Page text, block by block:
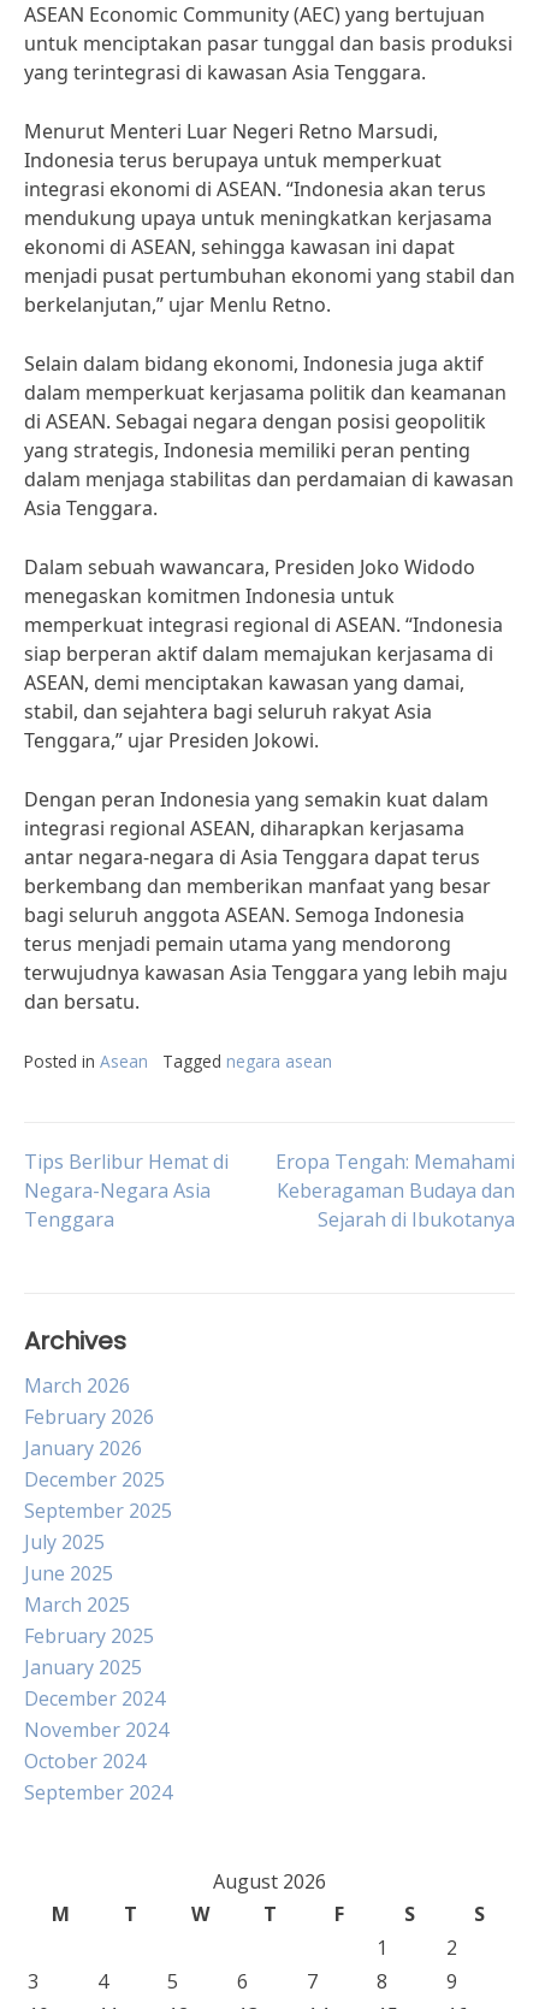
ASEAN Economic Community (AEC) yang bertujuan
untuk menciptakan pasar tunggal dan basis produksi
yang terintegrasi di kawasan Asia Tenggara.
Menurut Menteri Luar Negeri Retno Marsudi,
Indonesia terus berupaya untuk memperkuat
integrasi ekonomi di ASEAN. “Indonesia akan terus
mendukung upaya untuk meningkatkan kerjasama
ekonomi di ASEAN, sehingga kawasan ini dapat
menjadi pusat pertumbuhan ekonomi yang stabil dan
berkelanjutan,” ujar Menlu Retno.
Selain dalam bidang ekonomi, Indonesia juga aktif
dalam memperkuat kerjasama politik dan keamanan
di ASEAN. Sebagai negara dengan posisi geopolitik
yang strategis, Indonesia memiliki peran penting
dalam menjaga stabilitas dan perdamaian di kawasan
Asia Tenggara.
Dalam sebuah wawancara, Presiden Joko Widodo
menegaskan komitmen Indonesia untuk
memperkuat integrasi regional di ASEAN. “Indonesia
siap berperan aktif dalam memajukan kerjasama di
ASEAN, demi menciptakan kawasan yang damai,
stabil, dan sejahtera bagi seluruh rakyat Asia
Tenggara,” ujar Presiden Jokowi.
Dengan peran Indonesia yang semakin kuat dalam
integrasi regional ASEAN, diharapkan kerjasama
antar negara-negara di Asia Tenggara dapat terus
berkembang dan memberikan manfaat yang besar
bagi seluruh anggota ASEAN. Semoga Indonesia
terus menjadi pemain utama yang mendorong
terwujudnya kawasan Asia Tenggara yang lebih maju
dan bersatu.
Posted in Asean Tagged negara asean
Post
navigation
Tips Berlibur Hemat di
Negara-Negara Asia
Tenggara
Eropa Tengah: Memahami
Keberagaman Budaya dan
Sejarah di Ibukotanya
Archives
March 2026
February 2026
January 2026
December 2025
September 2025
July 2025
June 2025
March 2025
February 2025
January 2025
December 2024
November 2024
October 2024
September 2024
August 2026
M
T W T F S
S
1
2
3
4 5 6 7 8
9